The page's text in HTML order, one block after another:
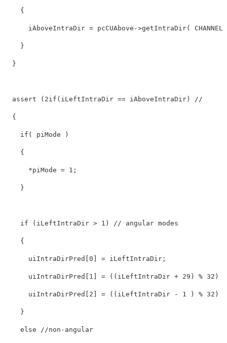
    {
iAboveIntraDir = pcCUAbove->getIntraDir(
    }
  }
assert ( 2if(iLeftIntraDir == iAboveIntraDir) //
  {
if ( piMode )
    {
      *piMode =
1 ;
    }
if (iLeftIntraDir > 1 ) // angular modes
    {
      uiIntraDirPred[
0 ] = iLeftIntraDir;
      uiIntraDirPred[
1 ] = ((iLeftIntraDir + 29 ) % 32 )
      uiIntraDirPred[
2 ] = ((iLeftIntraDir - 1 ) % 32 )
    }
else //non-angular